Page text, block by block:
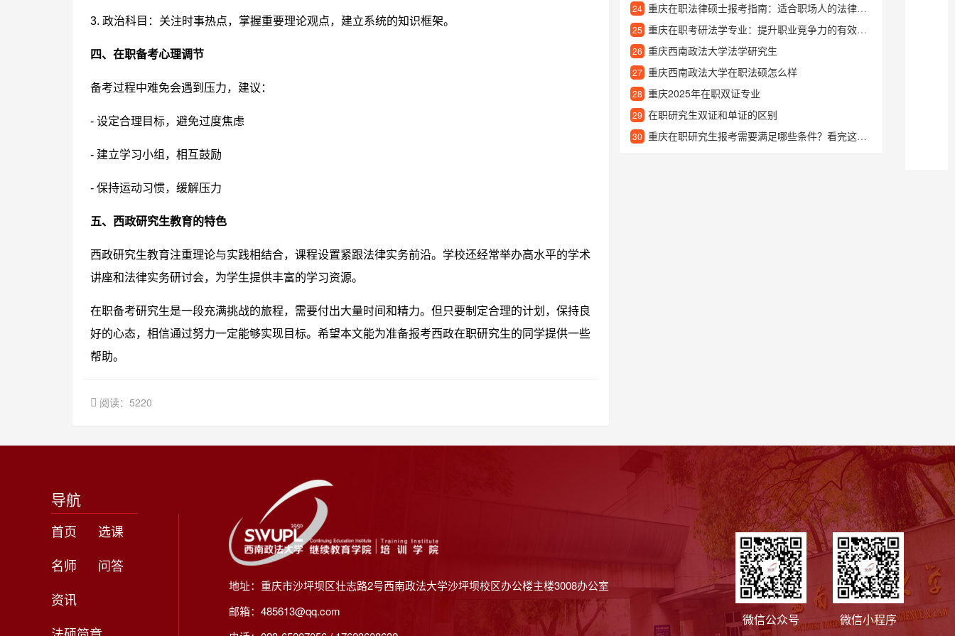
3. 政治科目：关注时事热点，掌握重要理论观点，建立系统的知识框架。
四、在职备考心理调节
备考过程中难免会遇到压力，建议：
- 设定合理目标，避免过度焦虑
- 建立学习小组，相互鼓励
- 保持运动习惯，缓解压力
五、西政研究生教育的特色
西政研究生教育注重理论与实践相结合，课程设置紧跟法律实务前沿。学校还经常举办高水平的学术
讲座和法律实务研讨会，为学生提供丰富的学习资源。
在职备考研究生是一段充满挑战的旅程，需要付出大量时间和精力。但只要制定合理的计划，保持良
好的心态，相信通过努力一定能够实现目标。希望本文能为准备报考西政在职研究生的同学提供一些
帮助。
阅读：5220
24 重庆在职法律硕士报考指南：适合职场人的法律深造选择
25 重庆在职考研法学专业：提升职业竞争力的有效途径
26 重庆西南政法大学法学研究生
27 重庆西南政法大学在职法硕怎么样
28 重庆2025年在职双证专业
29 在职研究生双证和单证的区别
30 重庆在职研究生报考需要满足哪些条件？看完这篇就懂了
导航
首页
选课
名师
问答
资讯
地址：重庆市沙坪坝区壮志路2号西南政法大学沙坪坝校区办公楼主楼3008办公室
邮箱：485613@qq.com
微信公众号 微信小程序